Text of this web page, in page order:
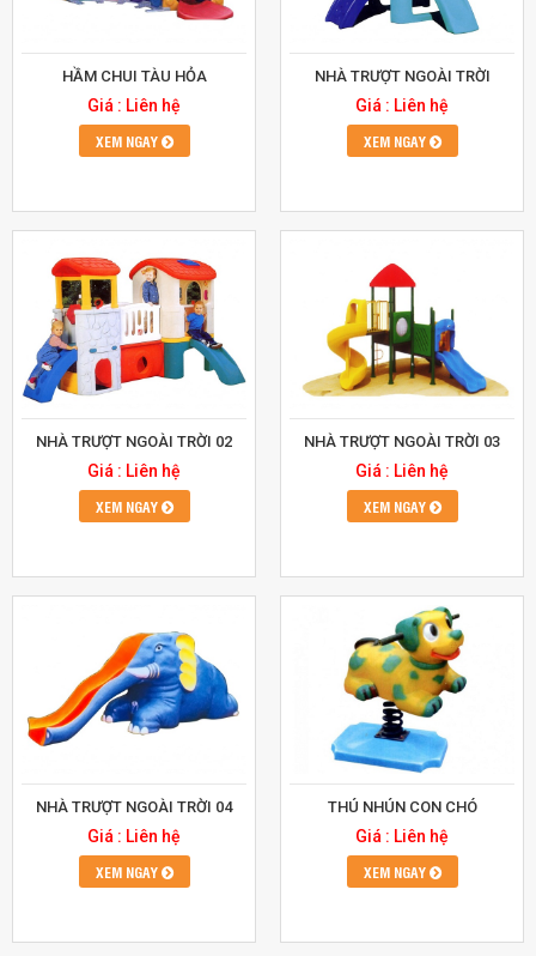
HẦM CHUI TÀU HỎA
Giá : Liên hệ
XEM NGAY
NHÀ TRƯỢT NGOÀI TRỜI
Giá : Liên hệ
XEM NGAY
NHÀ TRƯỢT NGOÀI TRỜI 02
Giá : Liên hệ
XEM NGAY
NHÀ TRƯỢT NGOÀI TRỜI 03
Giá : Liên hệ
XEM NGAY
NHÀ TRƯỢT NGOÀI TRỜI 04
Giá : Liên hệ
XEM NGAY
THÚ NHÚN CON CHÓ
Giá : Liên hệ
XEM NGAY